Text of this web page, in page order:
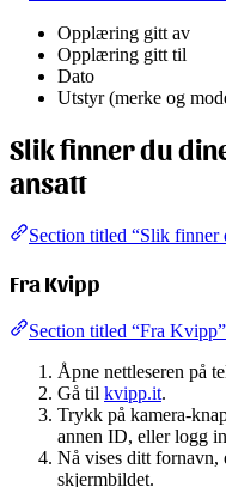
Opplæring gitt av
Opplæring gitt til
Dato
Utstyr (merke og
Slik finner du
ansatt
Section titled “Slik finner
Fra Kvipp
Section titled “Fra Kvipp”
Åpne nettleseren på
Gå til kvipp.it.
Trykk på kamera-
annen ID, eller logg
Nå vises ditt fornavn,
skjermbildet.